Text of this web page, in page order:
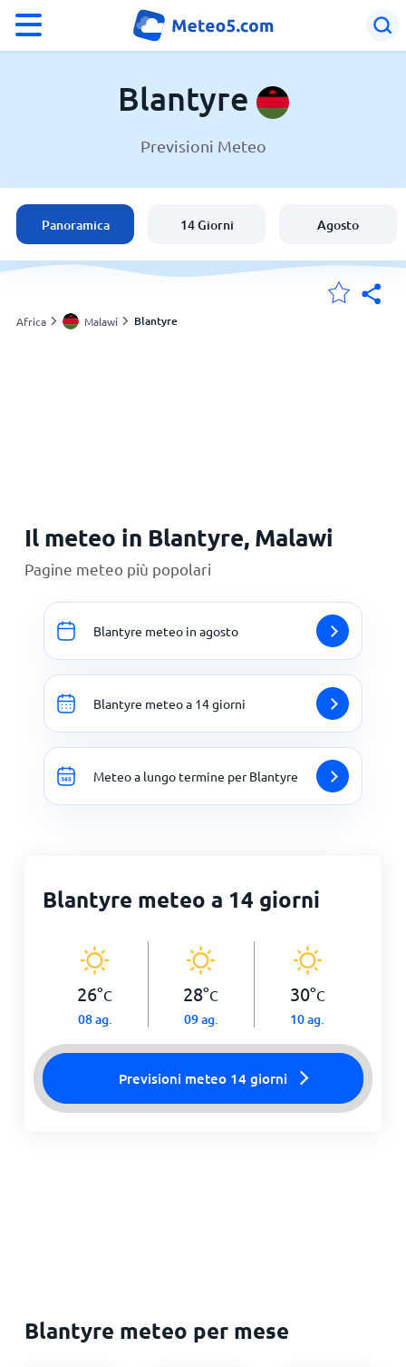
Malawi
Italia
Svizzera
Blantyre
Previsioni Meteo
Panoramica 14 Giorni Agosto
Africa Malawi Blantyre
Il meteo in Blantyre, Malawi
Pagine meteo più popolari
Blantyre meteo in agosto
Blantyre meteo a 14 giorni
Meteo a lungo termine per Blantyre
Blantyre meteo a 14 giorni
26°C
08 ag.
28°C
09 ag.
30°C
10 ag.
Previsioni meteo 14 giorni
Blantyre meteo per mese